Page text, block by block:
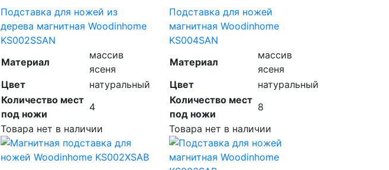
Подставка для ножей из
дерева магнитная Woodinhome
KS002SSAN
Материал
массив
ясеня
Цвет
натуральный
Количество мест
под ножи
4
Товара нет в наличии
Подставка для ножей
магнитная Woodinhome
KS004SAN
Материал
массив
ясеня
Цвет
натуральный
Количество мест
под ножи
8
Товара нет в наличии